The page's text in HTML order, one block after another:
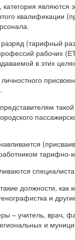
квалификации
(тарифный
рабочих
в этих
должности,
и
– учитель, врач,
и